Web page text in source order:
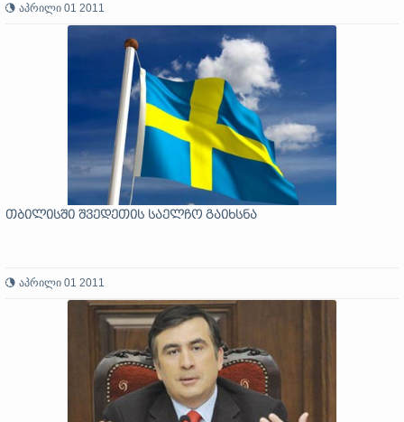
აპრილი 01 2011
თბილისში შვედეთის საელჩო გაიხსნა
აპრილი 01 2011